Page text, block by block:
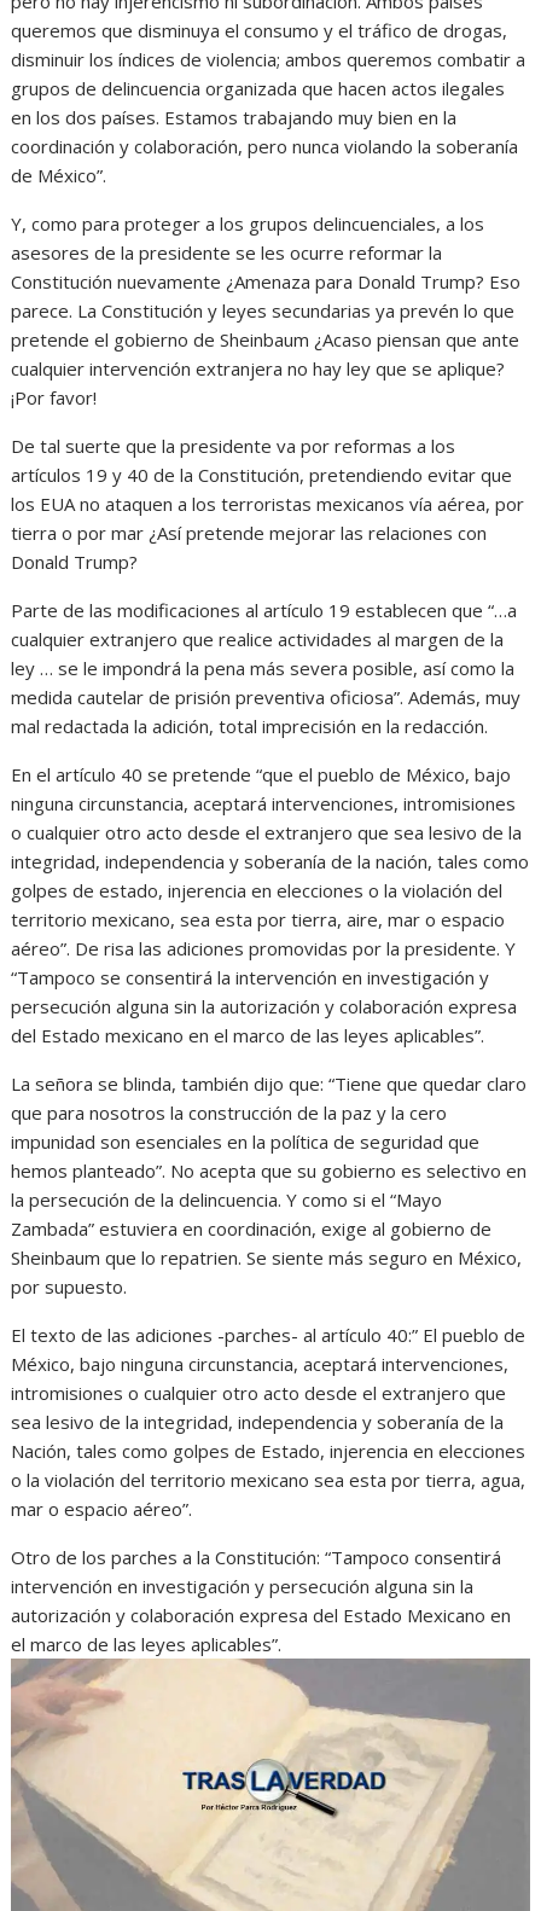
queremos que disminuya el consumo y el tráfico de drogas,
disminuir los índices de violencia; ambos queremos combatir a
grupos de delincuencia organizada que hacen actos ilegales
en los dos países. Estamos trabajando muy bien en la
coordinación y colaboración, pero nunca violando la soberanía
de México”.
Y, como para proteger a los grupos delincuenciales, a los
asesores de la presidente se les ocurre reformar la
Constitución nuevamente ¿Amenaza para Donald Trump? Eso
parece. La Constitución y leyes secundarias ya prevén lo que
pretende el gobierno de Sheinbaum ¿Acaso piensan que ante
cualquier intervención extranjera no hay ley que se aplique?
¡Por favor!
De tal suerte que la presidente va por reformas a los
artículos 19 y 40 de la Constitución, pretendiendo evitar que
los EUA no ataquen a los terroristas mexicanos vía aérea, por
tierra o por mar ¿Así pretende mejorar las relaciones con
Donald Trump?
Parte de las modificaciones al artículo 19 establecen que “…a
cualquier extranjero que realice actividades al margen de la
ley … se le impondrá la pena más severa posible, así como la
medida cautelar de prisión preventiva oficiosa”. Además, muy
mal redactada la adición, total imprecisión en la redacción.
En el artículo 40 se pretende “que el pueblo de México, bajo
ninguna circunstancia, aceptará intervenciones, intromisiones
o cualquier otro acto desde el extranjero que sea lesivo de la
integridad, independencia y soberanía de la nación, tales como
golpes de estado, injerencia en elecciones o la violación del
territorio mexicano, sea esta por tierra, aire, mar o espacio
aéreo”. De risa las adiciones promovidas por la presidente. Y
“Tampoco se consentirá la intervención en investigación y
persecución alguna sin la autorización y colaboración expresa
del Estado mexicano en el marco de las leyes aplicables”.
La señora se blinda, también dijo que: “Tiene que quedar claro
que para nosotros la construcción de la paz y la cero
impunidad son esenciales en la política de seguridad que
hemos planteado”. No acepta que su gobierno es selectivo en
la persecución de la delincuencia. Y como si el “Mayo
Zambada” estuviera en coordinación, exige al gobierno de
Sheinbaum que lo repatrien. Se siente más seguro en México,
por supuesto.
El texto de las adiciones -parches- al artículo 40:” El pueblo de
México, bajo ninguna circunstancia, aceptará intervenciones,
intromisiones o cualquier otro acto desde el extranjero que
sea lesivo de la integridad, independencia y soberanía de la
Nación, tales como golpes de Estado, injerencia en elecciones
o la violación del territorio mexicano sea esta por tierra, agua,
mar o espacio aéreo”.
Otro de los parches a la Constitución: “Tampoco consentirá
intervención en investigación y persecución alguna sin la
autorización y colaboración expresa del Estado Mexicano en
el marco de las leyes aplicables”.